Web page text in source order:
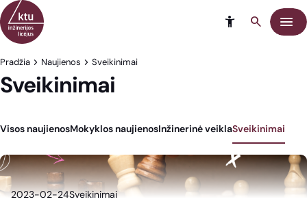
Eiti į turinį
Meniu
Pradžia Naujienos Sveikinimai
Sveikinimai
Visos naujienosMokyklos naujienosInžinerinė veiklaSveikinimai
2023-02-24Sveikinimai